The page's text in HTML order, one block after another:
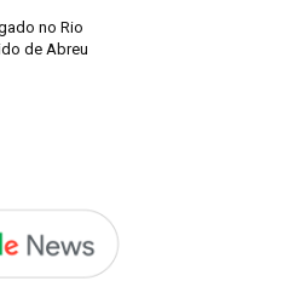
no Rio
de Abreu